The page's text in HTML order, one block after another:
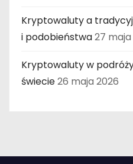
Kryptowaluty a
i podobieństwa27
Kryptowaluty w
świecie26 maja 2026